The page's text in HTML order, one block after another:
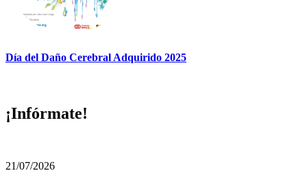
Día del Daño Cerebral Adquirido 2025
¡Infórmate!
21/07/2026